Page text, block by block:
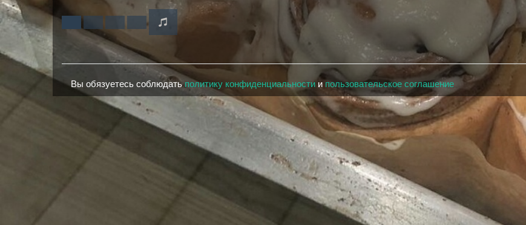
Вы обязуетесь соблюдатьполитику конфиденциальностиипользовательское соглашение